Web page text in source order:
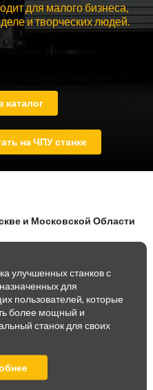
для малого бизнеса,
и творческих людей.
каталог
на ЧПУ станке
и Московской Области
улучшенных станков с
для
пользователей, которые
более мощный и
станок для своих